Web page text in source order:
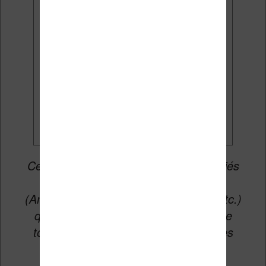
Cet article peut contenir des liens affiliés
(Amazon, Fnac, Cultura, Boulanger, etc.)
qui permettent aux auteurs du site de
toucher une petite commission sur les